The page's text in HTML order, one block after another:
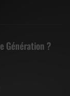
Génération ?